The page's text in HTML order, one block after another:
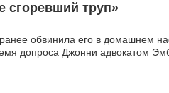
сгоревший труп»
обвинила его в домашнем
допроса Джонни адвокатом